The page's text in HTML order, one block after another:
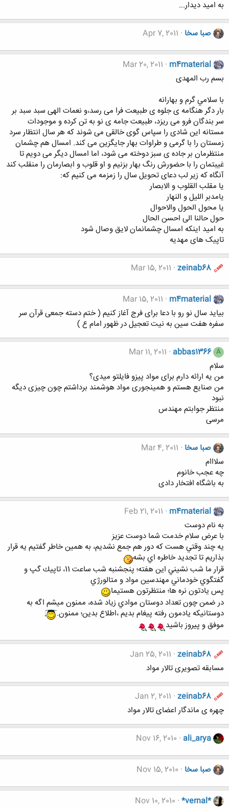
به امید دیدار...
صبا سخا Apr 7, 2011
m4material
Mar 20, 2011
بسم رب المهدی
با سلامي گرم و بهارانه
بار دگر هنگامه ی جلوه ی طبیعت فرا می رسد،و نعمات الهی سبد سبد بر
سر بندگان فرو می ریزد، طبیعت جامه ی نو به تن کرده و موجودات
مستانه این شادی را سپاس گوی خالقی می شوند که هر سال انتظار سرد
زمستان را با گرمی و طراوات بهار جایگزین می کند. امسال هم چشمان
منتظرمان بر جاده ی سبز دوخته می شود، اما امسال دیگر می دویم تا
غیبتمان را با حضورش رنگ بهار بزنیم و او قلوب و ابصارمان را منقلب کند
آنگاه که زیر لب دعای تحویل سال را زمزمه می کنیم که:
یا مقلب القلوب و الابصار
یامدبر اللیل و النهار
یا محول الحول والاحوال
حول حالنا الی احسن الحال
به امید اینکه امسال چشمانمان لایق وصال شود
تاپیک های مهدیه
zeinab68
Mar 15, 2011
m4material
Mar 15, 2011
بیاید سال نو رو با دعا برای فرج آغاز کنیم ( ختم دسته جمعی قرآن سر
سفره هفت سین به نیت تعجیل در ظهور امام ع )
A
abbas1366
Mar 11, 2011
سلام
من یه ارائه دارم برای مواد پیزو فایلتو میدی؟
من صنایع هستم و همینجوری مواد هوشمند برداشتم چون چیزی دیگه
نبود
منتظر جوابتم مهندس
مرسی
صبا سخا Mar 4, 2011
سلااام
چه عجب خانوم
به باشگاه افتخار دادی
m4material
Feb 21, 2011
به نام دوست
با عرض سلام خدمت شما دوست عزيز
يه چند وقتي هست كه دور هم جمع نشديم، به همين خاطر گفتيم يه قرار
بذاريم تا تجديد خاطره اي بشه
قرار ما شب نشيني اين هفته؛ پنجشنبه شب ساعت 11، تاپيك گپ و
گفتگوي خودماني مهندسين مواد و متالورژي
پس يادتون نره ها؛ منتظرتون هستيما
در ضمن چون تعداد دوستان موادي زياد شده، ممنون ميشم اگه به
دوستانيكه يادمون رفته پيغام بديم ،اطلاع بدين؛ ممنون.
موفق و پيروز باشيد
zeinab68
Jan 25, 2011
مسابقه تصویری تالار مواد
zeinab68
Jan 2, 2011
چهره ی ماندگار اعضای تالار مواد
ali_arya
Nov 16, 2010
صبا سخا Nov 15, 2010
*vernal*
Nov 10, 2010